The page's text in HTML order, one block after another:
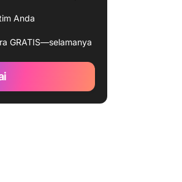
Anda
GRATIS—selamanya